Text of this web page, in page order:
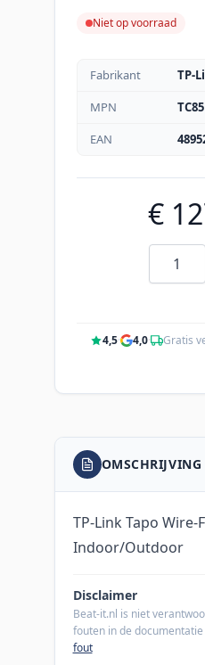
Niet op voorraad
Fabrikant
TP-
MPN
TC85
EAN
€
Aantal
4,5· 4,0· Gratis
OMSCHRIJVING
TP-Link Tapo
Indoor/Outdoor
Disclaimer
Beat-it.nl is niet
fouten in de
fout